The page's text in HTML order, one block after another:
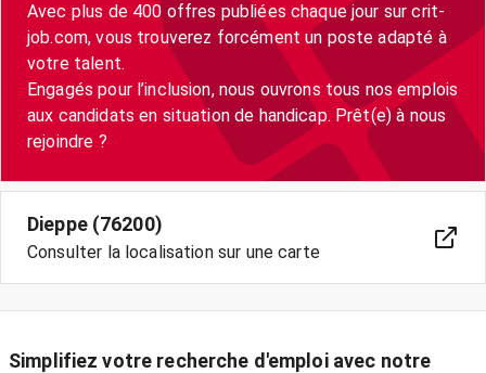
Avec plus de 400 offres publiées chaque jour sur crit-
job.com, vous trouverez forcément un poste adapté à
votre talent.
Engagés pour l’inclusion, nous ouvrons tous nos emplois
aux candidats en situation de handicap. Prêt(e) à nous
Dieppe (76200)
Consulter la localisation sur une carte
Simplifiez votre recherche d'emploi avec notre